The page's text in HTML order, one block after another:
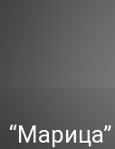
“Марица”